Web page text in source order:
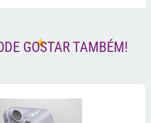
GOSTAR TAMBÉM!